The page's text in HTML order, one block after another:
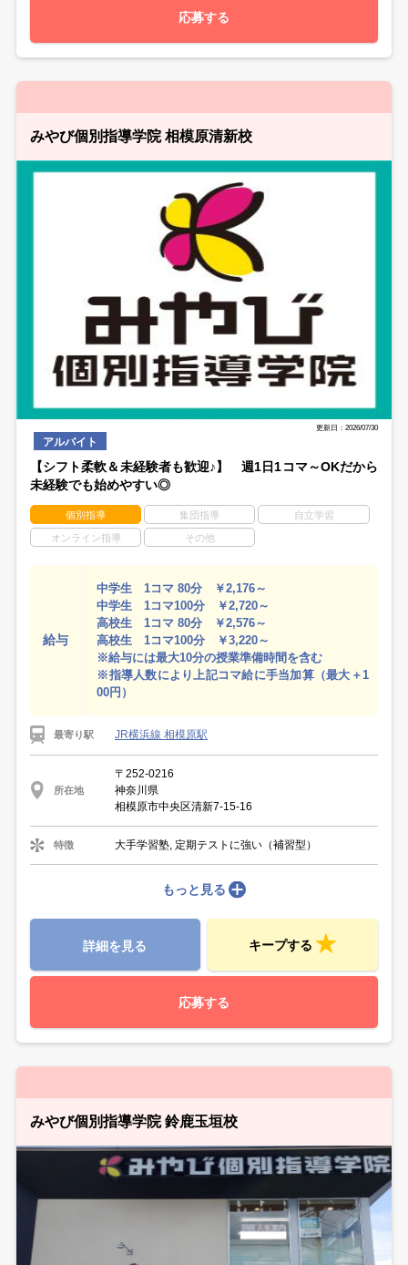
応募する
みやび個別指導学院 相模原清新校
更新日：2026/07/30
アルバイト
【シフト柔軟＆未経験者も歓迎♪】 週1日1コマ～OKだから
未経験でも始めやすい◎
個別指導 集団指導 自立学習
オンライン指導 その他
給与
中学生 1コマ 80分 ￥2,176～
中学生 1コマ100分 ￥2,720～
高校生 1コマ 80分 ￥2,576～
高校生 1コマ100分 ￥3,220～
※給与には最大10分の授業準備時間を含む
※指導人数により上記コマ給に手当加算（最大＋1
00円）
最寄り駅 JR横浜線 相模原駅
所在地
〒252-0216
神奈川県
相模原市中央区清新7-15-16
特徴 大手学習塾, 定期テストに強い（補習型）
もっと見る
詳細を見る キープする
応募する
みやび個別指導学院 鈴鹿玉垣校